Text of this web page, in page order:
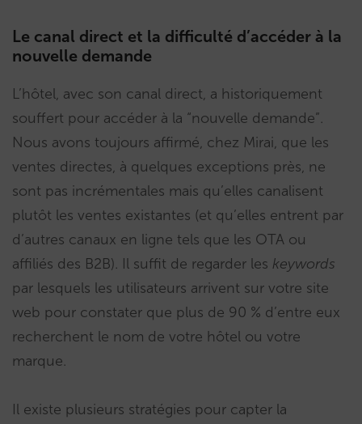
Le canal direct et la difficulté d’accéder à la
nouvelle demande
L’hôtel, avec son canal direct, a historiquement
souffert pour accéder à la “nouvelle demande”.
Nous avons toujours affirmé, chez Mirai, que les
ventes directes, à quelques exceptions près, ne
sont pas incrémentales mais qu’elles canalisent
plutôt les ventes existantes (et qu’elles entrent par
d’autres canaux en ligne tels que les OTA ou
affiliés des B2B). Il suffit de regarder les keywords
par lesquels les utilisateurs arrivent sur votre site
web pour constater que plus de 90 % d’entre eux
recherchent le nom de votre hôtel ou votre
marque.
Il existe plusieurs stratégies pour capter la